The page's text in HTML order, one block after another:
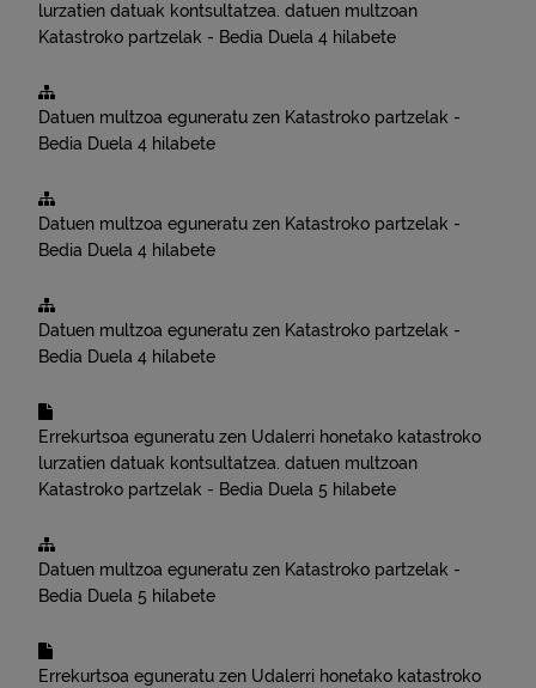
lurzatien datuak kontsultatzea. datuen multzoan
Katastroko partzelak - Bedia Duela 4 hilabete
Datuen multzoa eguneratu zen Katastroko partzelak -
Bedia Duela 4 hilabete
Datuen multzoa eguneratu zen Katastroko partzelak -
Bedia Duela 4 hilabete
Datuen multzoa eguneratu zen Katastroko partzelak -
Bedia Duela 4 hilabete
Errekurtsoa eguneratu zen Udalerri honetako katastroko
lurzatien datuak kontsultatzea. datuen multzoan
Katastroko partzelak - Bedia Duela 5 hilabete
Datuen multzoa eguneratu zen Katastroko partzelak -
Bedia Duela 5 hilabete
Errekurtsoa eguneratu zen Udalerri honetako katastroko